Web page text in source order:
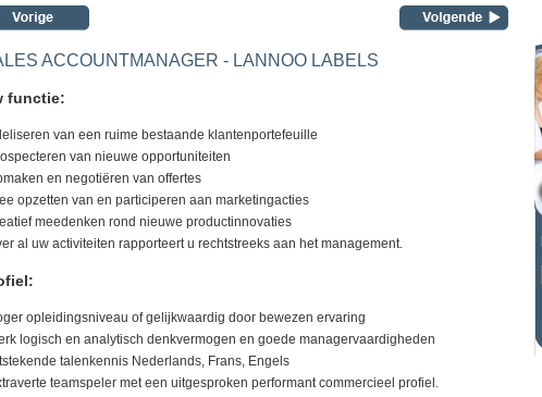
ACCOUNTMANAGER - LANNOO LABELS
functie:
van een ruime bestaande klantenportefeuille
van nieuwe opportuniteiten
en negotiëren van offertes
opzetten van en participeren aan marketingacties
meedenken rond nieuwe productinnovaties
al uw activiteiten rapporteert u rechtstreeks aan het management.
opleidingsniveau of gelijkwaardig door bewezen ervaring
logisch en analytisch denkvermogen en goede managervaardigheden
talenkennis Nederlands, Frans, Engels
teamspeler met een uitgesproken performant commercieel profiel.